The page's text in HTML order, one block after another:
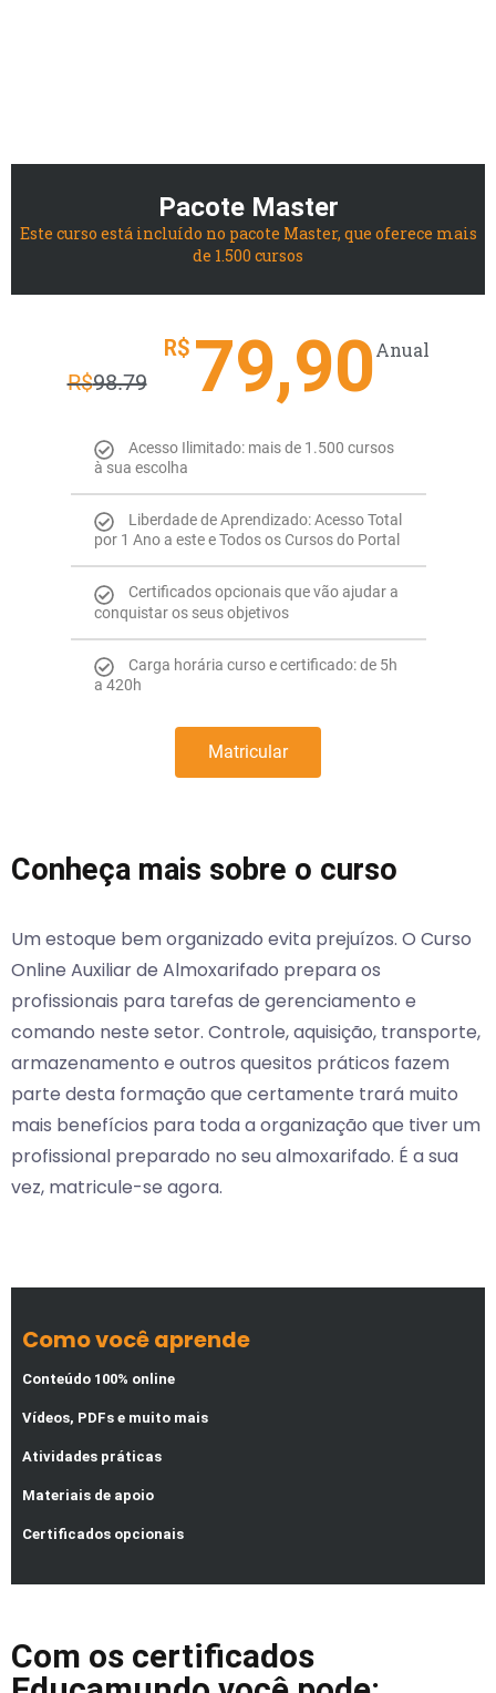
Pacote Master
Este curso está incluído no pacote Master, que oferece mais
de 1.500 cursos
R$98.79
R$ 79,90Anual
Acesso Ilimitado: mais de 1.500 cursos
à sua escolha
Liberdade de Aprendizado: Acesso Total
por 1 Ano a este e Todos os Cursos do Portal
Certificados opcionais que vão ajudar a
conquistar os seus objetivos
Carga horária curso e certificado: de 5h
a 420h
Matricular
Conheça mais sobre o curso
Um estoque bem organizado evita prejuízos. O Curso
Online Auxiliar de Almoxarifado prepara os
profissionais para tarefas de gerenciamento e
comando neste setor. Controle, aquisição, transporte,
armazenamento e outros quesitos práticos fazem
parte desta formação que certamente trará muito
mais benefícios para toda a organização que tiver um
profissional preparado no seu almoxarifado. É a sua
vez, matricule-se agora.
Como você aprende
Conteúdo 100% online
Vídeos, PDFs e muito mais
Atividades práticas
Materiais de apoio
Certificados opcionais
Com os certificados